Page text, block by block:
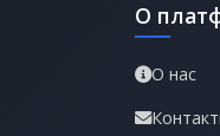
О
О нас